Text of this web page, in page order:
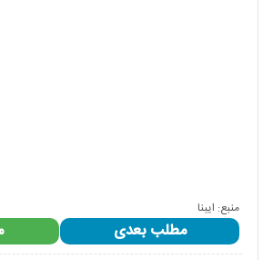
منبع: ایبنا
مطلب بعدی